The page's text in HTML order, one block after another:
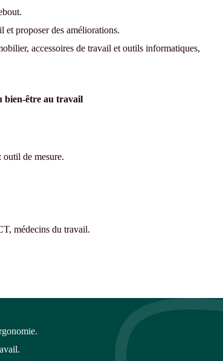
et proposer des améliorations.
accessoires de travail et outils informatiques,
bien-être au travail
outil de mesure.
médecins du travail.